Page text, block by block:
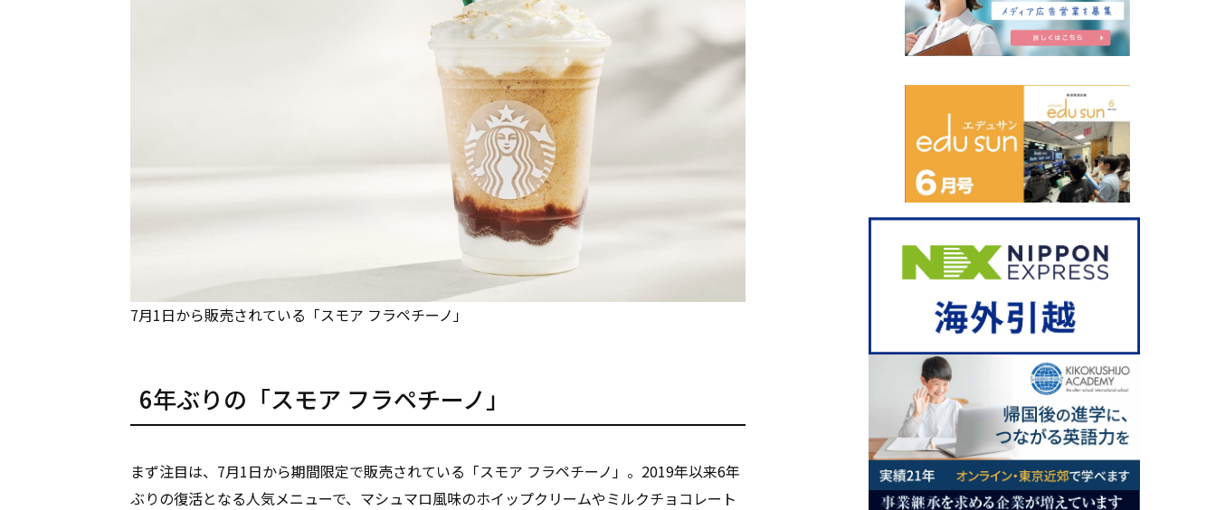
7月1日から販売されている「スモア フラペチーノ」
6年ぶりの「スモア フラペチーノ」
まず注目は、7月1日から期間限定で販売されている「スモア フラペチーノ」。2019年以来6年
ぶりの復活となる人気メニューで、マシュマロ風味のホイップクリームやミルクチョコレート